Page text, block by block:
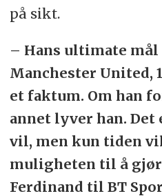
på sikt.
– Hans ultimate
Manchester United,
et faktum. Om han
annet lyver han.
vil, men kun tiden
muligheten til å
Ferdinand til BT